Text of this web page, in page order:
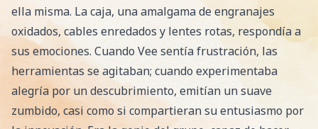
ella misma. La caja, una amalgama de engranajes
oxidados, cables enredados y lentes rotas, respondía a
sus emociones. Cuando Vee sentía frustración, las
herramientas se agitaban; cuando experimentaba
alegría por un descubrimiento, emitían un suave
zumbido, casi como si compartieran su entusiasmo por